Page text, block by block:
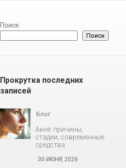
Поиск
Поиск
Прокрутка последних
записей
Блог
Акне: причины,
стадии, современные
средства
30 ИЮНЯ, 2026